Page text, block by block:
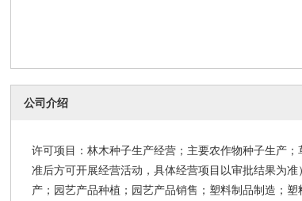
公司介绍
许可项目：林木种子生产经营；主要农作物种子生产
准后方可开展经营活动，具体经营项目以审批结果为
产；园艺产品种植；园艺产品销售；塑料制品制造；